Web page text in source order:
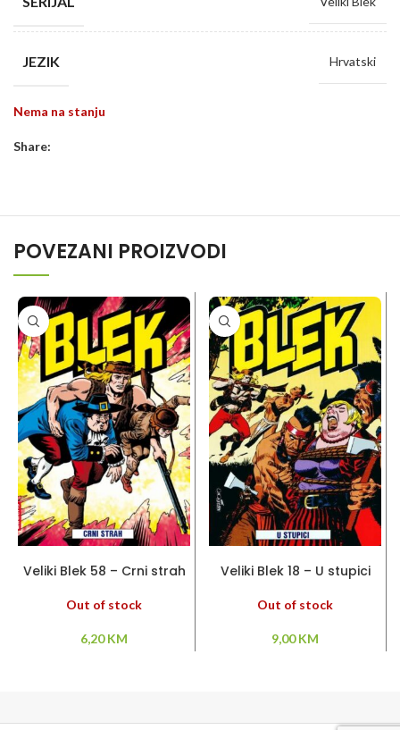
JEZIK Hrvatski
Nema na stanju
Share:
POVEZANI PROIZVODI
Veliki Blek 58 – Crni strah
Out of stock
6,20KM
Veliki Blek 18 – U stupici
Out of stock
9,00KM